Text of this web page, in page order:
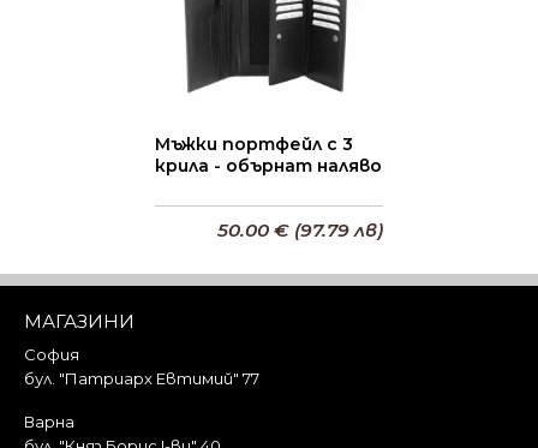
Мъжки портфейл с 3
крила - обърнат наляво
50.00 € (97.79 лв)
МАГАЗИНИ
София
бул. "Патриарх Евтимий" 77
Варна